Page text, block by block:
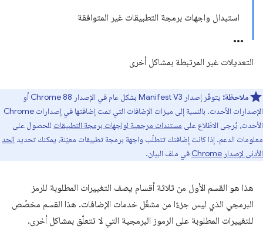
استبدال واجهات برمجة التطبيقات غير المتوافقة
التعديلات غير المرتبطة بمشاكل أخرى
ملاحظة:
يتوفّر إصدار Manifest V3 بشكل عام في الإصدار Chrome 88 أو
الإصدارات الأحدث. بالنسبة إلى ميزات الإضافات التي تمت إضافتها في إصدارات Chrome
الأحدث، يُرجى الاطّلاع على مستندات مرجعية لواجهات برمجة التطبيقات للحصول على
معلومات الدعم. إذا كانت إضافتك تتطلّب واجهة برمجة تطبيقات معيّنة، يمكنك تحديد الحد
الأدنى لإصدار Chrome
في ملف البيان.
هذا هو القسم الأول من ثلاثة أقسام يصف التغييرات المطلوبة للرمز
البرمجي الذي ليس جزءًا من مشغّل خدمات الإضافات. هذا القسم مخصّص
للتغييرات المطلوبة على الرموز البرمجية التي لا تتعلّق بمشاكل أخرى.